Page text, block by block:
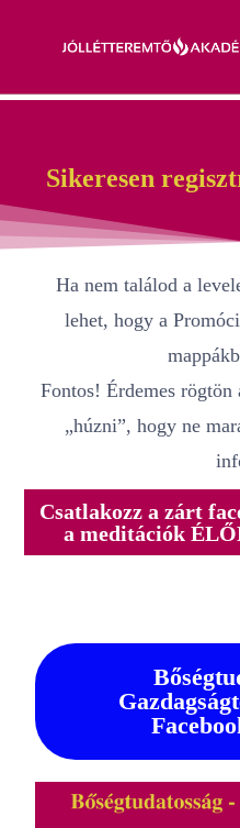
Sikeresen
Ha nem találod a
lehet, hogy a
Fontos! Érdemes rögtön
„húzni”, hogy ne
Csatlakozz a zárt
a meditációk